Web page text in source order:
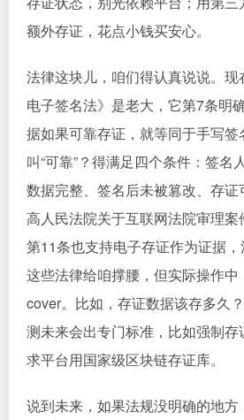
额外存证，花点小钱买安心。
法律这块儿，咱们得认真说说。
电子签名法》是老大，它第7条明
据如果可靠存证，就等同于手写
叫“可靠”？得满足四个条件：签名
数据完整、签名后未被篡改、存
高人民法院关于互联网法院审理案
第11条也支持电子存证作为证据，
这些法律给咱撑腰，但实际操作中
cover。比如，存证数据该存多久
测未来会出专门标准，比如强制
求平台用国家级区块链存证库。
说到未来，如果法规没明确的地